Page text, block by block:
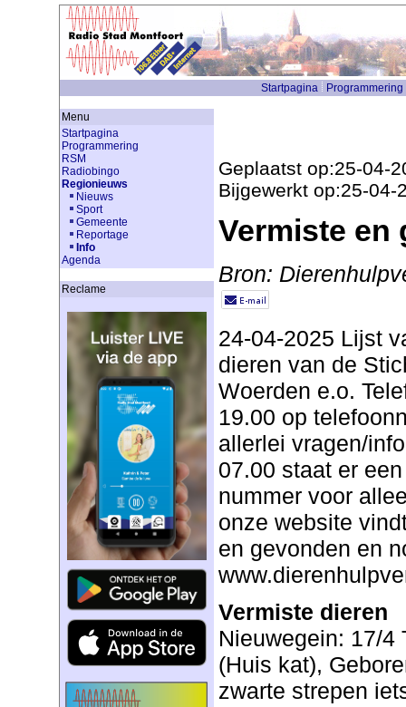
Startpagina Programmering
Menu
Startpagina
Programmering
RSM
Radiobingo
Regionieuws
Nieuws
Sport
Gemeente
Reportage
Info
Agenda
Reclame
Geplaatst op:25-04-
Bijgewerkt op:25-04-
Vermiste en
Bron:
24-04-2025 Lijst
dieren van de
Woerden e.o.
19.00 op
allerlei vragen/
07.00 staat er
nummer voor
onze website
en gevonden en
Vermiste dieren
Nieuwegein: 17/4
(Huis kat),
zwarte strepen